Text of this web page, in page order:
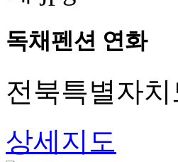
독채펜션 연화
전북특별자
상세지도